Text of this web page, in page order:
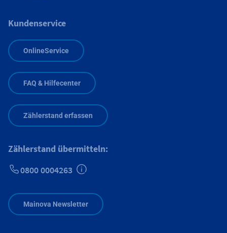
Kundenservice
OnlineService
FAQ & Hilfecenter
Zählerstand erfassen
Zählerstand übermitteln:
0800 0004263
Mainova Newsletter